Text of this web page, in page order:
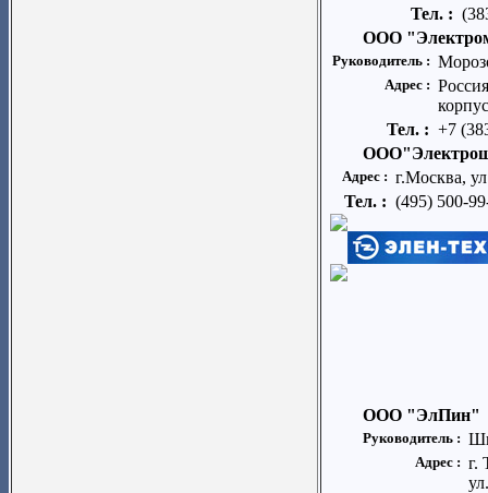
Тел. :
ООО
Руководитель :
Адрес :
Тел. : +7
Адрес : г.Москва,
Тел. : (495) 500-
ООО "ЭлПин"
Руководитель :
Адрес : г.